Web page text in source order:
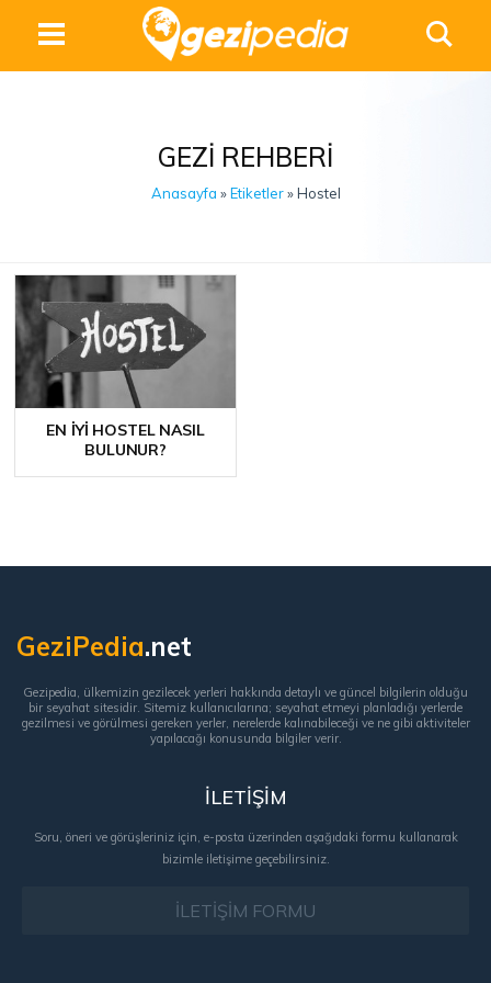
GEZI REHBERI
Anasayfa »Etiketler» Hostel
EN İYI HOSTEL NASIL
BULUNUR?
GeziPedia.net
Gezipedia, ülkemizin gezilecek yerleri hakkında detaylı ve güncel bilgilerin olduğu
bir seyahat sitesidir. Sitemiz kullanıcılarına; seyahat etmeyi planladığı yerlerde
gezilmesi ve görülmesi gereken yerler, nerelerde kalınabileceği ve ne gibi aktiviteler
yapılacağı konusunda bilgiler verir.
İLETİŞİM
Soru, öneri ve görüşleriniz için, e-posta üzerinden aşağıdaki formu kullanarak
bizimle iletişime geçebilirsiniz.
İLETİŞİM FORMU